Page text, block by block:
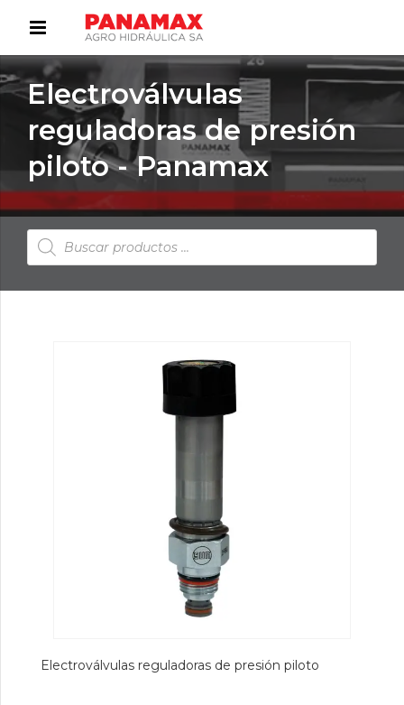
Electroválvulas
reguladoras de presión
piloto - Panamax
Búsqueda
de
Electroválvulas reguladoras de presión piloto